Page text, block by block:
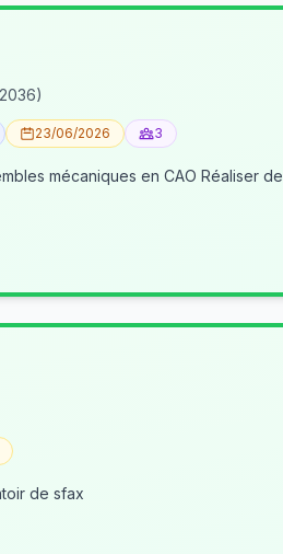
23/06/2026 3
mécaniques en CAO Réaliser
de sfax